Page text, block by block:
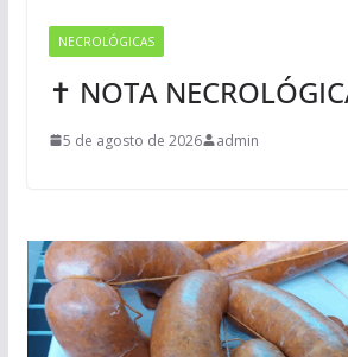
NECROLÓGICAS
✝ NOTA
5 de agosto de 2026 admin